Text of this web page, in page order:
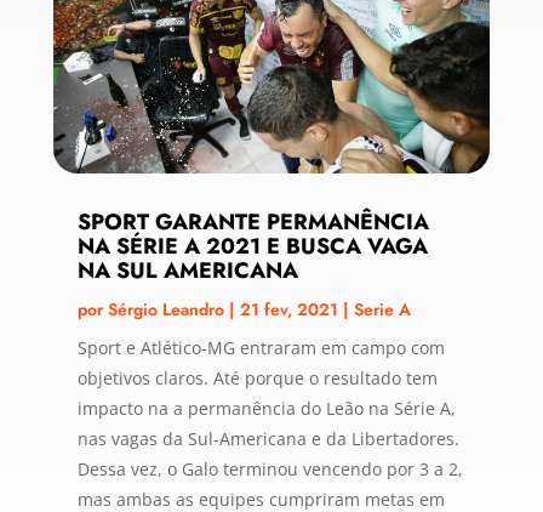
SPORT GARANTE PERMANÊNCIA
NA SÉRIE A 2021 E BUSCA VAGA
NA SUL AMERICANA
porSérgio Leandro| 21 fev, 2021 | Serie A
Sport e Atlético-MG entraram em campo com
objetivos claros. Até porque o resultado tem
impacto na a permanência do Leão na Série A,
nas vagas da Sul-Americana e da Libertadores.
Dessa vez, o Galo terminou vencendo por 3 a 2,
mas ambas as equipes cumpriram metas em